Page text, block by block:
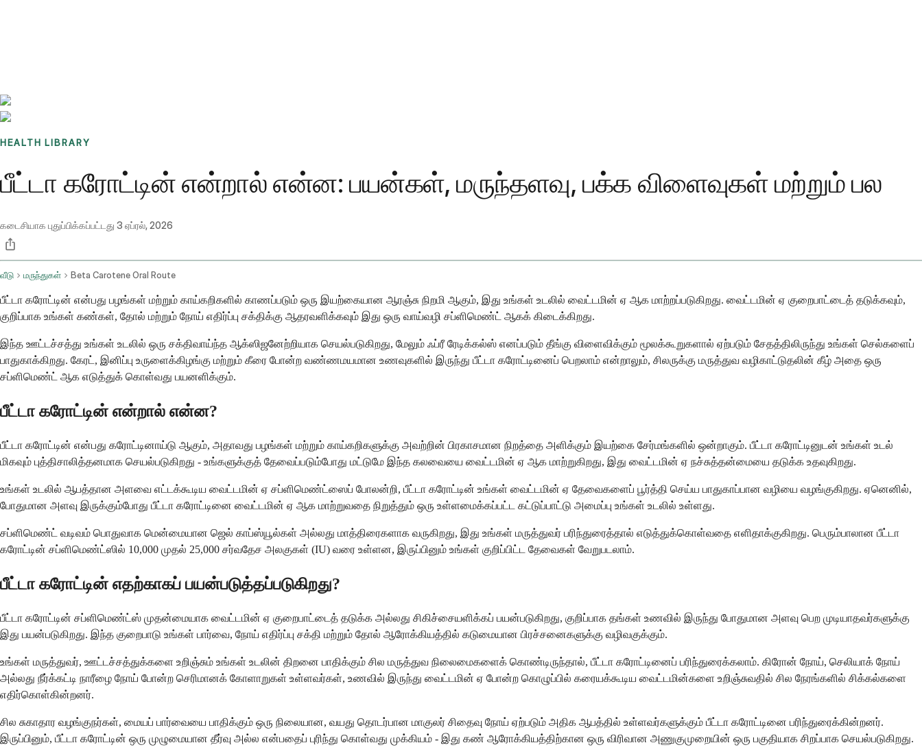
HEALTH LIBRARY
பீட்டா கரோட்டின் என்றால் என்ன: பயன்கள், மருந்தளவு, பக்க விளைவுகள் மற்றும் பல
கடைசியாக புதுப்பிக்கப்பட்டது 3 ஏப்ரல், 2026
வீடு மருந்துகள் Beta Carotene Oral Route
பீட்டா கரோட்டின் என்பது பழங்கள் மற்றும் காய்கறிகளில் காணப்படும் ஒரு இயற்கையான ஆரஞ்சு நிறமி ஆகும், இது உங்கள் உடலில் வைட்டமின் ஏ ஆக மாற்றப்படுகிறது. வைட்டமின் ஏ குறைபாட்டைத் தடுக்கவும்,
குறிப்பாக உங்கள் கண்கள், தோல் மற்றும் நோய் எதிர்ப்பு சக்திக்கு ஆதரவளிக்கவும் இது ஒரு வாய்வழி சப்ளிமெண்ட் ஆகக் கிடைக்கிறது.
இந்த ஊட்டச்சத்து உங்கள் உடலில் ஒரு சக்திவாய்ந்த ஆக்ஸிஜனேற்றியாக செயல்படுகிறது, மேலும் ஃப்ரீ ரேடிக்கல்ஸ் எனப்படும் தீங்கு விளைவிக்கும் மூலக்கூறுகளால் ஏற்படும் சேதத்திலிருந்து உங்கள் செல்களைப்
பாதுகாக்கிறது. கேரட், இனிப்பு உருளைக்கிழங்கு மற்றும் கீரை போன்ற வண்ணமயமான உணவுகளில் இருந்து பீட்டா கரோட்டினைப் பெறலாம் என்றாலும், சிலருக்கு மருத்துவ வழிகாட்டுதலின் கீழ் அதை ஒரு
சப்ளிமெண்ட் ஆக எடுத்துக் கொள்வது பயனளிக்கும்.
பீட்டா கரோட்டின் என்றால் என்ன?
பீட்டா கரோட்டின் என்பது கரோட்டினாய்டு ஆகும், அதாவது பழங்கள் மற்றும் காய்கறிகளுக்கு அவற்றின் பிரகாசமான நிறத்தை அளிக்கும் இயற்கை சேர்மங்களில் ஒன்றாகும். பீட்டா கரோட்டினுடன் உங்கள் உடல்
மிகவும் புத்திசாலித்தனமாக செயல்படுகிறது - உங்களுக்குத் தேவைப்படும்போது மட்டுமே இந்த கலவையை வைட்டமின் ஏ ஆக மாற்றுகிறது, இது வைட்டமின் ஏ நச்சுத்தன்மையை தடுக்க உதவுகிறது.
உங்கள் உடலில் ஆபத்தான அளவை எட்டக்கூடிய வைட்டமின் ஏ சப்ளிமெண்ட்ஸைப் போலன்றி, பீட்டா கரோட்டின் உங்கள் வைட்டமின் ஏ தேவைகளைப் பூர்த்தி செய்ய பாதுகாப்பான வழியை வழங்குகிறது. ஏனெனில்,
போதுமான அளவு இருக்கும்போது பீட்டா கரோட்டினை வைட்டமின் ஏ ஆக மாற்றுவதை நிறுத்தும் ஒரு உள்ளமைக்கப்பட்ட கட்டுப்பாட்டு அமைப்பு உங்கள் உடலில் உள்ளது.
சப்ளிமெண்ட் வடிவம் பொதுவாக மென்மையான ஜெல் காப்ஸ்யூல்கள் அல்லது மாத்திரைகளாக வருகிறது, இது உங்கள் மருத்துவர் பரிந்துரைத்தால் எடுத்துக்கொள்வதை எளிதாக்குகிறது. பெரும்பாலான பீட்டா
கரோட்டின் சப்ளிமெண்ட்ஸில் 10,000 முதல் 25,000 சர்வதேச அலகுகள் (IU) வரை உள்ளன, இருப்பினும் உங்கள் குறிப்பிட்ட தேவைகள் வேறுபடலாம்.
பீட்டா கரோட்டின் எதற்காகப் பயன்படுத்தப்படுகிறது?
பீட்டா கரோட்டின் சப்ளிமெண்ட்ஸ் முதன்மையாக வைட்டமின் ஏ குறைபாட்டைத் தடுக்க அல்லது சிகிச்சையளிக்கப் பயன்படுகிறது, குறிப்பாக தங்கள் உணவில் இருந்து போதுமான அளவு பெற முடியாதவர்களுக்கு
இது பயன்படுகிறது. இந்த குறைபாடு உங்கள் பார்வை, நோய் எதிர்ப்பு சக்தி மற்றும் தோல் ஆரோக்கியத்தில் கடுமையான பிரச்சனைகளுக்கு வழிவகுக்கும்.
உங்கள் மருத்துவர், ஊட்டச்சத்துக்களை உறிஞ்சும் உங்கள் உடலின் திறனை பாதிக்கும் சில மருத்துவ நிலைமைகளைக் கொண்டிருந்தால், பீட்டா கரோட்டினைப் பரிந்துரைக்கலாம். கிரோன் நோய், செலியாக் நோய்
அல்லது நீர்க்கட்டி நாரீழை நோய் போன்ற செரிமானக் கோளாறுகள் உள்ளவர்கள், உணவில் இருந்து வைட்டமின் ஏ போன்ற கொழுப்பில் கரையக்கூடிய வைட்டமின்களை உறிஞ்சுவதில் சில நேரங்களில் சிக்கல்களை
எதிர்கொள்கின்றனர்.
சில சுகாதார வழங்குநர்கள், மையப் பார்வையை பாதிக்கும் ஒரு நிலையான, வயது தொடர்பான மாகுலர் சிதைவு நோய் ஏற்படும் அதிக ஆபத்தில் உள்ளவர்களுக்கும் பீட்டா கரோட்டினை பரிந்துரைக்கின்றனர்.
இருப்பினும், பீட்டா கரோட்டின் ஒரு முழுமையான தீர்வு அல்ல என்பதைப் புரிந்து கொள்வது முக்கியம் - இது கண் ஆரோக்கியத்திற்கான ஒரு விரிவான அணுகுமுறையின் ஒரு பகுதியாக சிறப்பாக செயல்படுகிறது.